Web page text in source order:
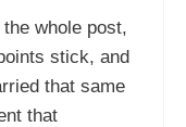
whole post,
stick, and
that same
that